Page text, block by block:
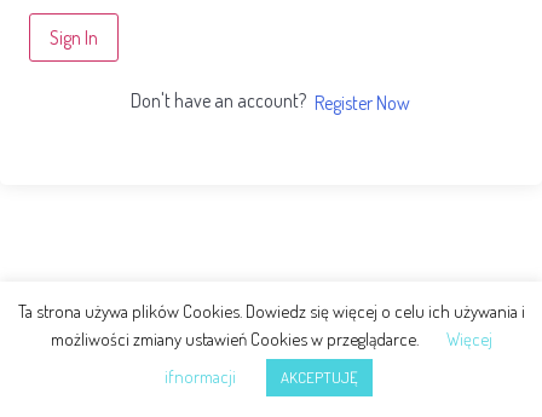
Sign In
Don't have an account? Register Now
Ta strona używa plików Cookies. Dowiedz się więcej o celu ich używania i
możliwości zmiany ustawień Cookies w przeglądarce.
Więcej
ifnormacji
AKCEPTUJĘ